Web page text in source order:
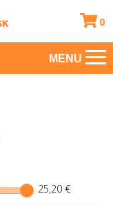
0
MENU
25,20 €